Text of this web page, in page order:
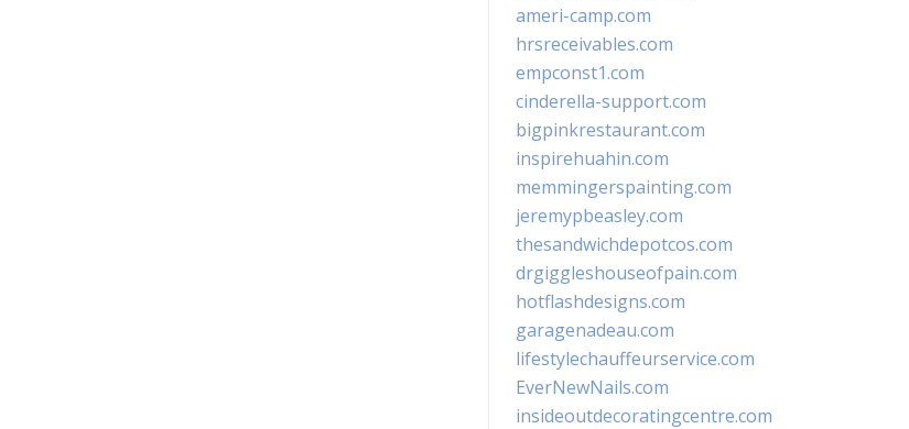
ameri-camp.com
hrsreceivables.com
empconst1.com
cinderella-support.com
bigpinkrestaurant.com
inspirehuahin.com
memmingerspainting.com
jeremypbeasley.com
thesandwichdepotcos.com
drgiggleshouseofpain.com
hotflashdesigns.com
garagenadeau.com
lifestylechauffeurservice.com
EverNewNails.com
insideoutdecoratingcentre.com